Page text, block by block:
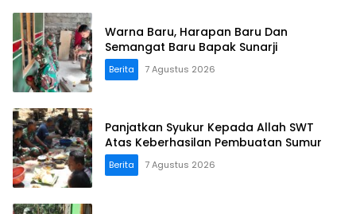
Warna Baru, Harapan Baru Dan
Semangat Baru Bapak Sunarji
Berita 7 Agustus 2026
Panjatkan Syukur Kepada Allah SWT
Atas Keberhasilan Pembuatan Sumur
Berita 7 Agustus 2026